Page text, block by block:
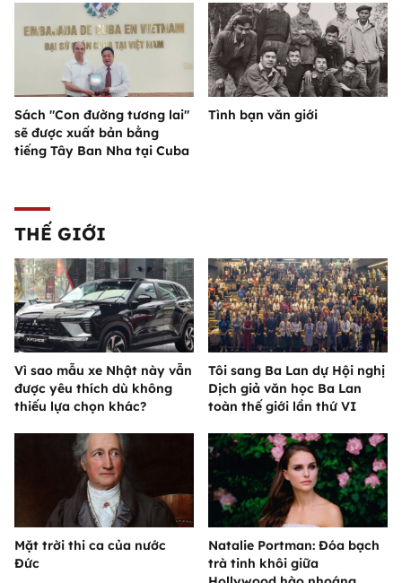
Sách "Con đường tương lai"
sẽ được xuất bản bằng
tiếng Tây Ban Nha tại Cuba
Tình bạn văn giới
THẾ GIỚI
Vì sao mẫu xe Nhật này vẫn
được yêu thích dù không
thiếu lựa chọn khác?
Tôi sang Ba Lan dự Hội nghị
Dịch giả văn học Ba Lan
toàn thế giới lần thứ VI
Mặt trời thi ca của nước
Đức
Natalie Portman: Đóa bạch
trà tinh khôi giữa